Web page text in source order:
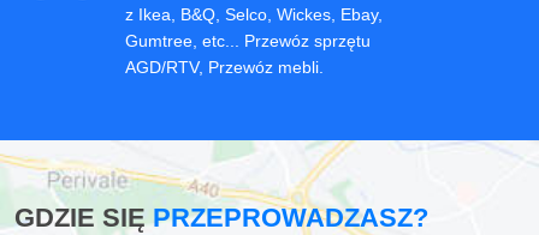
z Ikea, B&Q, Selco, Wickes, Ebay,
Gumtree, etc... Przewóz sprzętu
AGD/RTV, Przewóz mebli.
GDZIE SIĘPRZEPROWADZASZ?